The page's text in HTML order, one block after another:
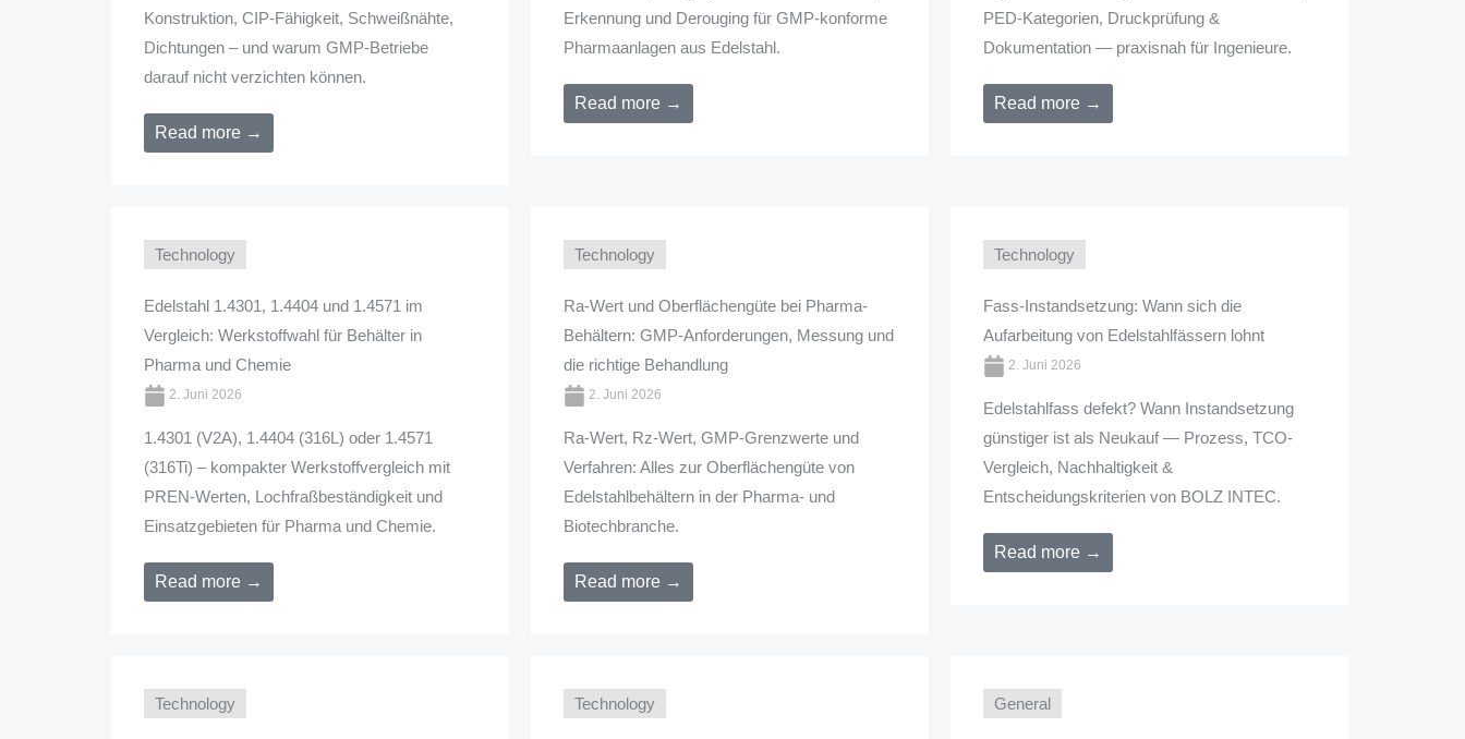
Konstruktion, CIP-Fähigkeit, Schweißnähte,
Dichtungen – und warum GMP-Betriebe
darauf nicht verzichten können.
Read more →
Erkennung und Derouging für GMP-konforme
Pharmaanlagen aus Edelstahl.
Read more →
PED-Kategorien, Druckprüfung &
Dokumentation — praxisnah für Ingenieure.
Read more →
Technology
Edelstahl 1.4301, 1.4404 und 1.4571 im
Vergleich: Werkstoffwahl für Behälter in
Pharma und Chemie
2. Juni 2026
1.4301 (V2A), 1.4404 (316L) oder 1.4571
(316Ti) – kompakter Werkstoffvergleich mit
PREN-Werten, Lochfraßbeständigkeit und
Einsatzgebieten für Pharma und Chemie.
Read more →
Technology
Ra-Wert und Oberflächengüte bei Pharma-
Behältern: GMP-Anforderungen, Messung und
die richtige Behandlung
2. Juni 2026
Ra-Wert, Rz-Wert, GMP-Grenzwerte und
Verfahren: Alles zur Oberflächengüte von
Edelstahlbehältern in der Pharma- und
Biotechbranche.
Read more →
Technology
Fass-Instandsetzung: Wann sich die
Aufarbeitung von Edelstahlfässern lohnt
2. Juni 2026
Edelstahlfass defekt? Wann Instandsetzung
günstiger ist als Neukauf — Prozess, TCO-
Vergleich, Nachhaltigkeit &
Entscheidungskriterien von BOLZ INTEC.
Read more →
Technology Technology General